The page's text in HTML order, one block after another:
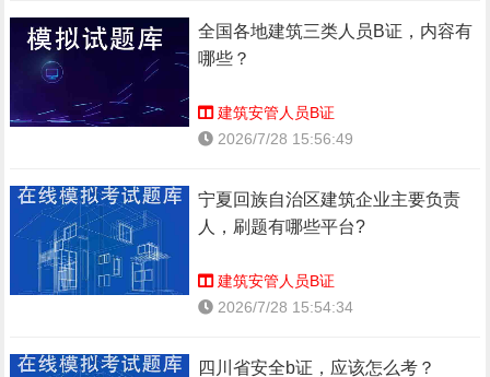
全国各地建筑三类人员B证，内容有
哪些？
建筑安管人员B证
2026/7/28 15:56:49
宁夏回族自治区建筑企业主要负责
人，刷题有哪些平台?
建筑安管人员B证
2026/7/28 15:54:34
四川省安全b证，应该怎么考？